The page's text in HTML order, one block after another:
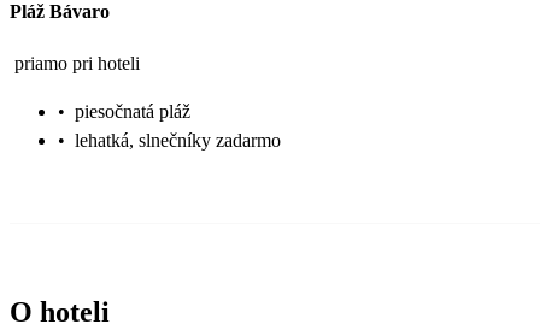
Pláž Bávaro
priamo pri hoteli
• piesočnatá pláž
• lehatká, slnečníky zadarmo
O hoteli